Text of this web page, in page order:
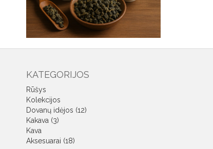
KATEGORIJOS
Rūšys
Kolekcijos
Dovanų idėjos (12)
Kakava (3)
Kava
Aksesuarai (18)